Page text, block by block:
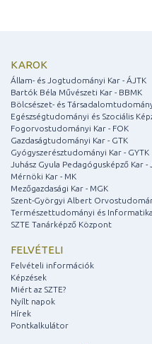
KAROK
Állam- és Jogtudományi Kar - ÁJTK
Bartók Béla Művészeti Kar - BBMK
Bölcsészet- és
Egészségtudományi és Szociális
Fogorvostudományi Kar - FOK
Gazdaságtudományi Kar - GTK
Gyógyszerésztudományi Kar - GYTK
Juhász Gyula Pedagógusképző Kar -
Mérnöki Kar - MK
Mezőgazdasági Kar - MGK
Szent-Györgyi Albert
Természettudományi és
SZTE Tanárképző Központ
FELVÉTELI
Felvételi információk
Képzések
Miért az SZTE?
Nyílt napok
Hírek
Pontkalkulátor